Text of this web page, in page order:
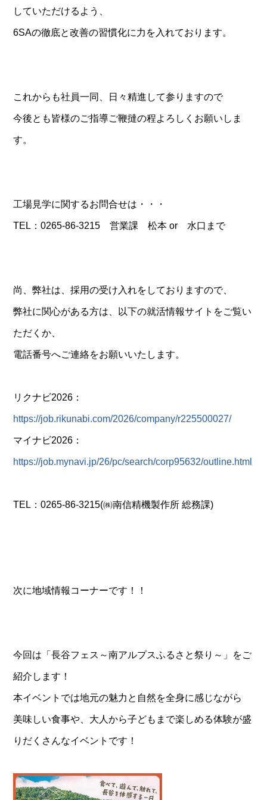
していただけるよう、
6SAの徹底と改善の習慣化に力を入れております。
これからも社員一同、日々精進して参りますので
今後とも皆様のご指導ご鞭撻の程よろしくお願いしま
す。
工場見学に関するお問合せは・・・
TEL：0265-86-3215 営業課 松本 or 水口まで
尚、弊社は、採用の受け入れをしておりますので、
弊社に関心がある方は、以下の就活情報サイトをご覧い
ただくか、
電話番号へご連絡をお願いいたします。
リクナビ2026：
https://job.rikunabi.com/2026/company/r225500027/
マイナビ2026：
https://job.mynavi.jp/26/pc/search/corp95632/outline.html
TEL：0265-86-3215(㈱南信精機製作所 総務課)
次に地域情報コーナーです！！
今回は「長谷フェス～南アルプスふるさと祭り～」をご
紹介します！
本イベントでは地元の魅力と自然を全身に感じながら
美味しい食事や、大人から子どもまで楽しめる体験が盛
りだくさんなイベントです！